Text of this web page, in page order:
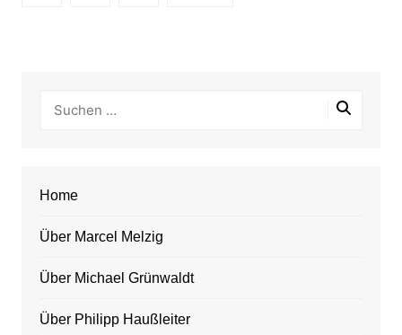
Home
Über Marcel Melzig
Über Michael Grünwaldt
Über Philipp Haußleiter